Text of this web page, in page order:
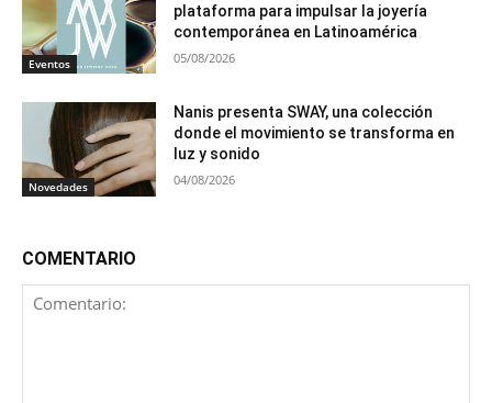
Eventos
plataforma para impulsar la joyería
contemporánea en Latinoamérica
05/08/2026
Novedades
Nanis presenta SWAY, una colección
donde el movimiento se transforma en
luz y sonido
04/08/2026
COMENTARIO